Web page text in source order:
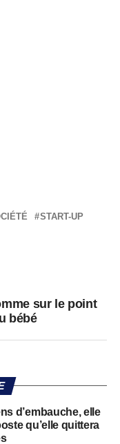
START-UP
sur le point
bébé
d’embauche, elle
qu’elle quittera